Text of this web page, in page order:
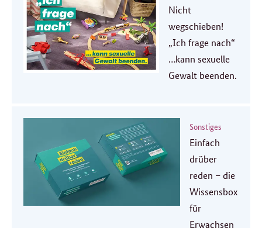
Nicht
wegschieben!
„Ich frage nach“
…kann sexuelle
Gewalt beenden.
Sonstiges
Einfach
drüber
reden – die
Wissensbox
für
Erwachsen